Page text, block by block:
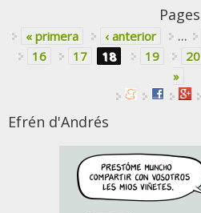
Pages
« primera ‹ anterior …
16
17 18 19 20
»
Efrén d'Andrés